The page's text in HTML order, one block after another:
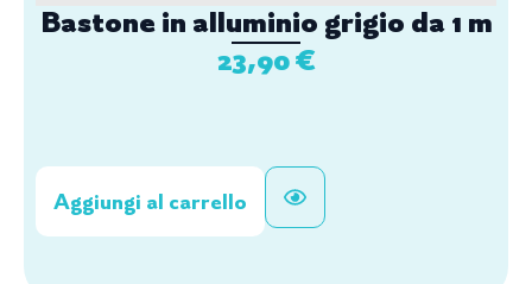
Bastone in alluminio grigio da 1 m
23,90€
Aggiungi al carrello